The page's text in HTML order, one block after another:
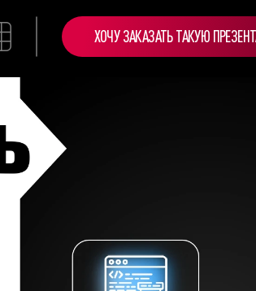
ХОЧУ ЗАКАЗАТЬ ТАКУЮ